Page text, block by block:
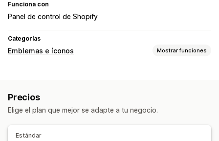
Funciona con
Panel de control de Shopify
Categorías
Emblemas e íconos Mostrar funciones
Posición del ícono
Precios
Elige el plan que mejor se adapte a tu negocio.
Estándar